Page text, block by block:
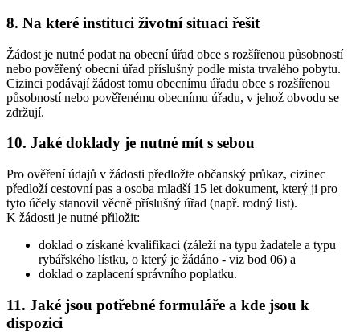
8. Na které instituci životní situaci řešit
Žádost je nutné podat na obecní úřad obce s rozšířenou působností
nebo pověřený obecní úřad příslušný podle místa trvalého pobytu.
Cizinci podávají žádost tomu obecnímu úřadu obce s rozšířenou
působností nebo pověřenému obecnímu úřadu, v jehož obvodu se
zdržují.
10. Jaké doklady je nutné mít s sebou
Pro ověření údajů v žádosti předložte občanský průkaz, cizinec
předloží cestovní pas a osoba mladší 15 let dokument, který ji pro
tyto účely stanovil věcně příslušný úřad (např. rodný list).
K žádosti je nutné přiložit:
doklad o získané kvalifikaci (záleží na typu žadatele a typu
rybářského lístku, o který je žádáno - viz bod 06) a
doklad o zaplacení správního poplatku.
11. Jaké jsou potřebné formuláře a kde jsou k
dispozici